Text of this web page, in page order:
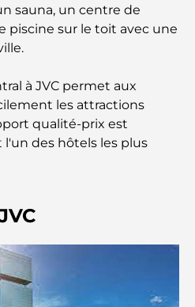
Émirats arabes unis : un guide
intelligemment
soins médicaux de classe
Automotive Legends
vie professionnel
aux Émirats arabes unis :
modernes
sauna, un centre de
piscine sur le toit avec une
à JVC permet aux
les attractions
qualité-prix est
des hôtels les plus